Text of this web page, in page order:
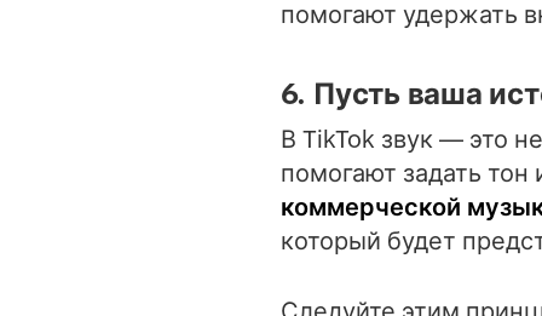
помогают удержать
6. Пусть ваша
В TikTok звук — это
помогают задать
коммерческой
который будет
Следуйте этим